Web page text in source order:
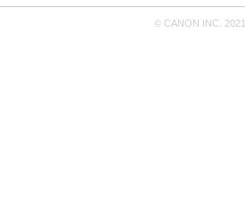
© CANON INC. 2021